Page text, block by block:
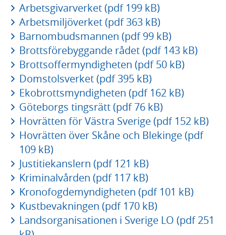
Arbetsgivarverket (pdf 199 kB)
Arbetsmiljöverket (pdf 363 kB)
Barnombudsmannen (pdf 99 kB)
Brottsförebyggande rådet (pdf 143 kB)
Brottsoffermyndigheten (pdf 50 kB)
Domstolsverket (pdf 395 kB)
Ekobrottsmyndigheten (pdf 162 kB)
Göteborgs tingsrätt (pdf 76 kB)
Hovrätten för Västra Sverige (pdf 152 kB)
Hovrätten över Skåne och Blekinge (pdf
109 kB)
Justitiekanslern (pdf 121 kB)
Kriminalvården (pdf 117 kB)
Kronofogdemyndigheten (pdf 101 kB)
Kustbevakningen (pdf 170 kB)
Landsorganisationen i Sverige LO (pdf 251